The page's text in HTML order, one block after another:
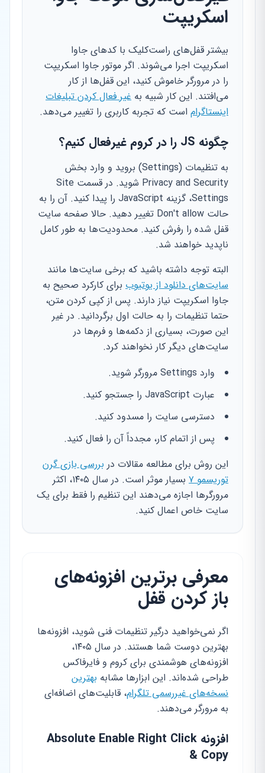
اسکریپت
بیشتر قفل‌های راست‌کلیک با کدهای جاوا
اسکریپت اجرا می‌شوند. اگر موتور جاوا اسکریپت
را در مرورگر خاموش کنید، این قفل‌ها از کار
می‌افتند. این کار شبیه به غیر فعال کردن تبلیغات
اینستاگرام است که تجربه کاربری را تغییر می‌دهد.
چگونه JS را در کروم غیرفعال کنیم؟
به تنظیمات (Settings) بروید و وارد بخش
Privacy and Security شوید. در قسمت Site
Settings، گزینه JavaScript را پیدا کنید. آن را به
حالت Don't allow تغییر دهید. حالا صفحه سایت
قفل شده را رفرش کنید. محدودیت‌ها به طور کامل
ناپدید خواهند شد.
البته توجه داشته باشید که برخی سایت‌ها مانند
سایت‌های دانلود از یوتیوب برای کارکرد صحیح به
جاوا اسکریپت نیاز دارند. پس از کپی کردن متن،
حتما تنظیمات را به حالت اول برگردانید. در غیر
این صورت، بسیاری از دکمه‌ها و فرم‌ها در
سایت‌های دیگر کار نخواهند کرد.
وارد Settings مرورگر شوید.
عبارت JavaScript را جستجو کنید.
دسترسی سایت را مسدود کنید.
پس از اتمام کار، مجدداً آن را فعال کنید.
این روش برای مطالعه مقالات در بررسی بازی گرن
توریسمو ۷
بسیار موثر است. در سال ۱۴۰۵، اکثر
مرورگرها اجازه می‌دهند این تنظیم را فقط برای یک
سایت خاص اعمال کنید.
معرفی برترین افزونه‌های
باز کردن قفل
اگر نمی‌خواهید درگیر تنظیمات فنی شوید، افزونه‌ها
بهترین دوست شما هستند. در سال ۱۴۰۵،
افزونه‌های هوشمندی برای کروم و فایرفاکس
طراحی شده‌اند. این ابزارها مشابه بهترین
نسخه‌های غیررسمی تلگرام، قابلیت‌های اضافه‌ای
به مرورگر می‌دهند.
افزونه Absolute Enable Right Click
& Copy